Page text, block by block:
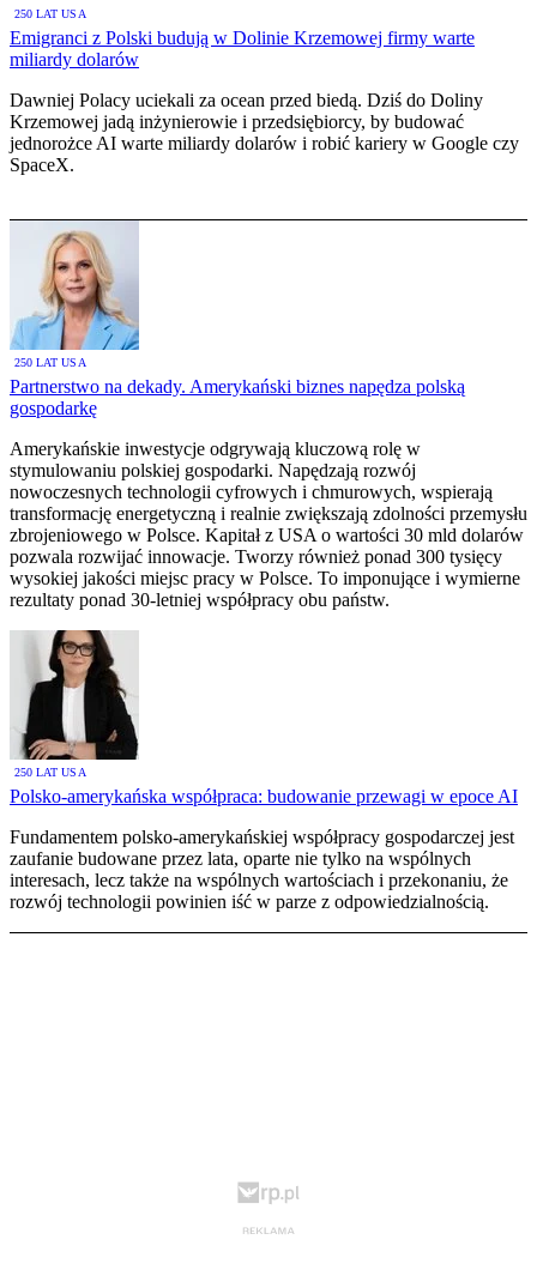
250 LAT USA
Emigranci z Polski budują w Dolinie Krzemowej firmy warte
miliardy dolarów
Dawniej Polacy uciekali za ocean przed biedą. Dziś do Doliny
Krzemowej jadą inżynierowie i przedsiębiorcy, by budować
jednorożce AI warte miliardy dolarów i robić kariery w Google czy
SpaceX.
250 LAT USA
Partnerstwo na dekady. Amerykański biznes napędza polską
gospodarkę
Amerykańskie inwestycje odgrywają kluczową rolę w
stymulowaniu polskiej gospodarki. Napędzają rozwój
nowoczesnych technologii cyfrowych i chmurowych, wspierają
transformację energetyczną i realnie zwiększają zdolności przemysłu
zbrojeniowego w Polsce. Kapitał z USA o wartości 30 mld dolarów
pozwala rozwijać innowacje. Tworzy również ponad 300 tysięcy
wysokiej jakości miejsc pracy w Polsce. To imponujące i wymierne
rezultaty ponad 30-letniej współpracy obu państw.
250 LAT USA
Polsko-amerykańska współpraca: budowanie przewagi w epoce AI
Fundamentem polsko-amerykańskiej współpracy gospodarczej jest
zaufanie budowane przez lata, oparte nie tylko na wspólnych
interesach, lecz także na wspólnych wartościach i przekonaniu, że
rozwój technologii powinien iść w parze z odpowiedzialnością.